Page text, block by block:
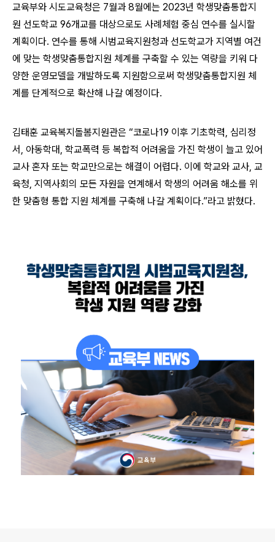
교육부와 시도교육청은 7월과 8월에는 2023년 학생맞춤통합지
원 선도학교 96개교를 대상으로도 사례체험 중심 연수를 실시할
계획이다. 연수를 통해 시범교육지원청과 선도학교가 지역별 여건
에 맞는 학생맞춤통합지원 체계를 구축할 수 있는 역량을 키워 다
양한 운영모델을 개발하도록 지원함으로써 학생맞춤통합지원 체
계를 단계적으로 확산해 나갈 예정이다.
김태훈 교육복지돌봄지원관은 “코로나19 이후 기초학력, 심리정
서, 아동학대, 학교폭력 등 복합적 어려움을 가진 학생이 늘고 있어
교사 혼자 또는 학교만으로는 해결이 어렵다. 이에 학교와 교사, 교
육청, 지역사회의 모든 자원을 연계해서 학생의 어려움 해소를 위
한 맞춤형 통합 지원 체계를 구축해 나갈 계획이다.”라고 밝혔다.